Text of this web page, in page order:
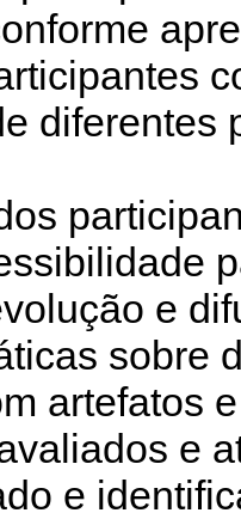
diferentes
e
sobre
artefatos
e
e